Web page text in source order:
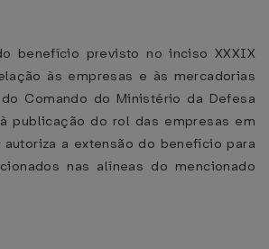
benefício previsto no inciso XXXIX
às empresas e às mercadorias
Comando do Ministério da Defesa
publicação do rol das empresas em
autoriza a extensão do benefício para
nas alíneas do mencionado